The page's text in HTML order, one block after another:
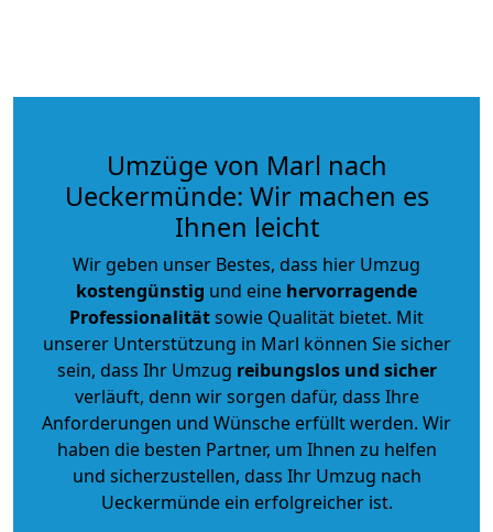
Umzüge von Marl nach
Ueckermünde: Wir machen es
Ihnen leicht
Wir geben unser Bestes, dass hier Umzug
kostengünstig und eine hervorragende
Professionalitätsowie Qualität bietet. Mit
unserer Unterstützung in Marl können Sie sicher
sein, dass Ihr Umzug reibungslos und sicher
verläuft, denn wir sorgen dafür, dass Ihre
Anforderungen und Wünsche erfüllt werden. Wir
haben die besten Partner, um Ihnen zu helfen
und sicherzustellen, dass Ihr Umzug nach
Ueckermünde ein erfolgreicher ist.